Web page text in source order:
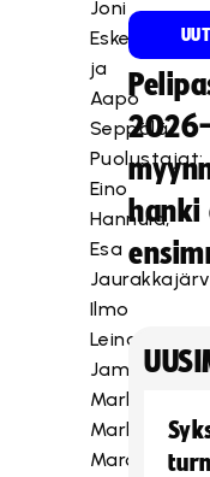
Joni
Eskelinen
ja
Aapo
Seppälä.
Puolustajat:
Eino
Hannula,
Esa
Ilmo
Leino,
Jami
Markkanen,
Markus
Maronen,
hanki